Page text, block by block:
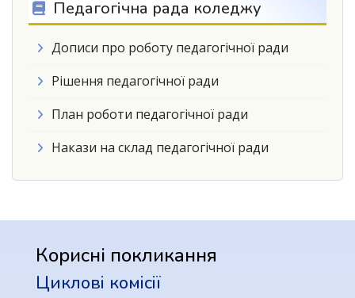
Педагогічна рада коледжу
Дописи про роботу педагогічної ради
Рішення педагогічної ради
План роботи педагогічної ради
Накази на склад педагогічної ради
Корисні покликання
Циклові комісії